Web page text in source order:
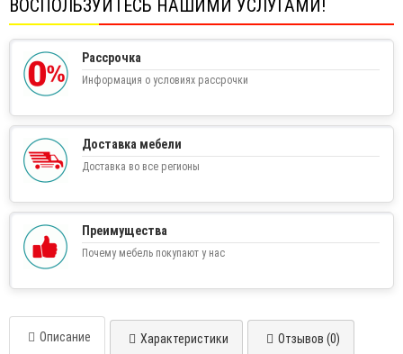
ВОСПОЛЬЗУЙТЕСЬ НАШИМИ УСЛУГАМИ!
Рассрочка
Информация о условиях рассрочки
Доставка мебели
Доставка во все регионы
Преимущества
Почему мебель покупают у нас
Описание Характеристики Отзывов (0)